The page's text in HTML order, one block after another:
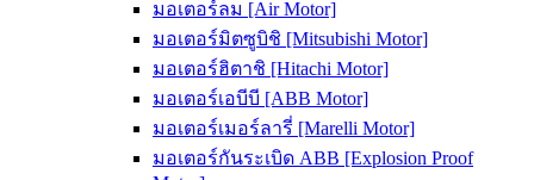
มอเตอร์ลม [Air Motor]
มอเตอร์มิตซูบิชิ [Mitsubishi Motor]
มอเตอร์ฮิตาชิ [Hitachi Motor]
มอเตอร์เอบีบี [ABB Motor]
มอเตอร์เมอร์ลารี่ [Marelli Motor]
มอเตอร์กันระเบิด ABB [Explosion Proof